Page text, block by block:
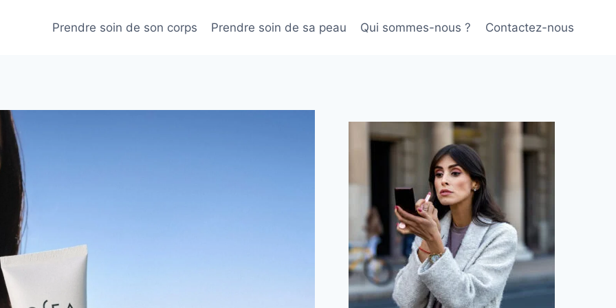
Prendre soin de son corps Prendre soin de sa peau Qui sommes-nous ? Contactez-nous